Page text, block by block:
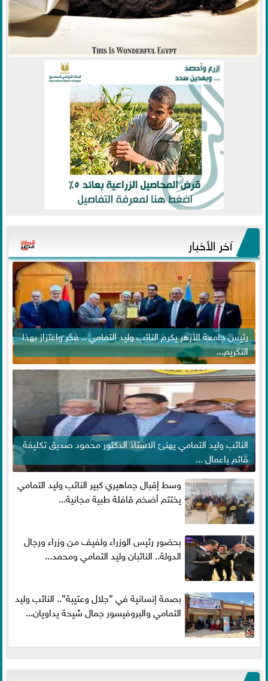
آخر الأخبار
رئيس جامعة الأزهر يكرم النائب وليد التمامي .. فخر واعتزاز بهذا
التكريم...
النائب وليد التمامي يهنئ الاستاذ الدكتور محمود صديق تكليفة
قائم باعمال ...
وسط إقبال جماهيري كبير النائب وليد التمامي
يختتم أضخم قافلة طبية مجانية...
بحضور رئيس الوزراء ولفيف من وزراء ورجال
الدولة.. النائبان وليد التمامي ومحمد...
بصمة إنسانية في ”جلال وعتيبة”.. النائب وليد
التمامي والبروفيسور جمال شيحة يداويان...